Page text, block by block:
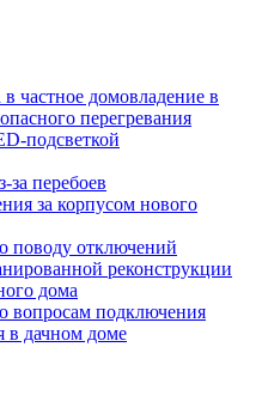
частное домовладение в
перегревания
подсветкой
за перебоев
за корпусом нового
поводу отключений
реконструкции
дома
вопросам подключения
в дачном доме